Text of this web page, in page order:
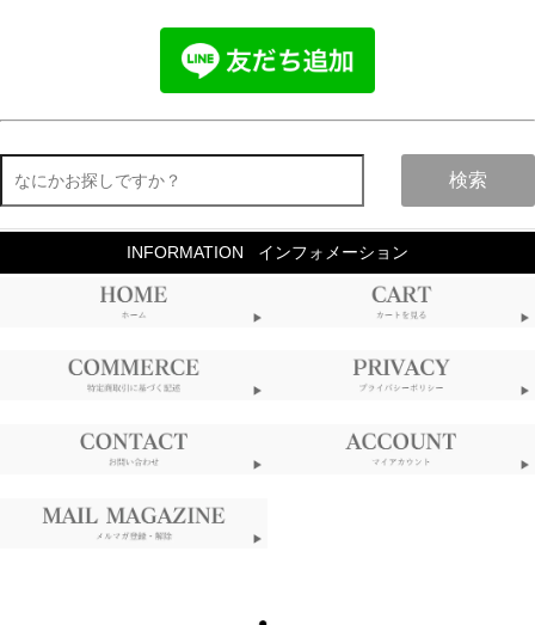
検索
INFORMATION インフォメーション